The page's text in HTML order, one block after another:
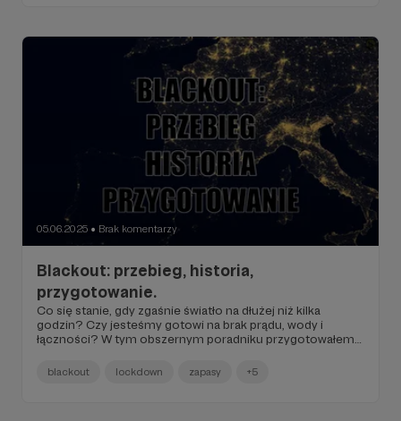
05.06.2025 ● Brak komentarzy
Blackout: przebieg, historia,
przygotowanie.
Co się stanie, gdy zgaśnie światło na dłużej niż kilka
godzin? Czy jesteśmy gotowi na brak prądu, wody i
łączności? W tym obszernym poradniku przygotowałem
pierwszych chwil dezorientacji, po możliwe scenariusze
długotrwałego paraliżu. Dowiedzcie się, jakie zagrożenia
blackout lockdown zapasy +5